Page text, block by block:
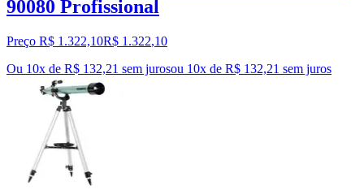
90080 Profissional
Preço R$ 1.322,10R$ 1.322,10
Ou 10x de R$ 132,21 sem jurosou 10x de R$ 132,21 sem juros